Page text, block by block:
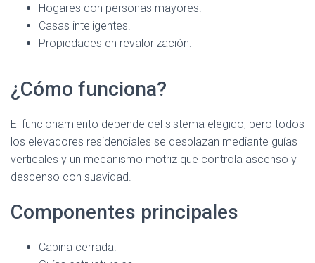
Hogares con personas mayores.
Casas inteligentes.
Propiedades en revalorización.
¿Cómo funciona?
El funcionamiento depende del sistema elegido, pero todos
los elevadores residenciales se desplazan mediante guías
verticales y un mecanismo motriz que controla ascenso y
descenso con suavidad.
Componentes principales
Cabina cerrada.